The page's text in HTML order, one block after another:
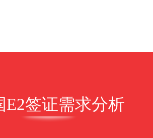
E2签证需求分析